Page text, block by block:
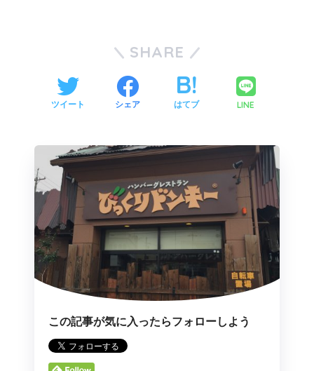
SHARE
ツイート シェア はてブ LINE
この記事が気に入ったらフォローしよう